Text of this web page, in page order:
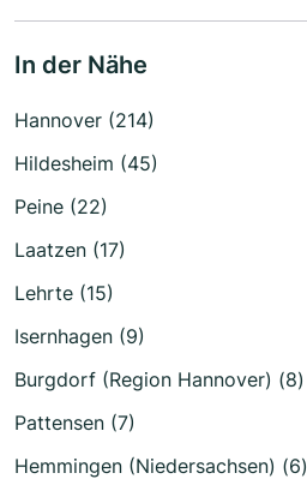
In der Nähe
Hannover (214)
Hildesheim (45)
Peine (22)
Laatzen (17)
Lehrte (15)
Isernhagen (9)
Burgdorf (Region Hannover) (8)
Pattensen (7)
Hemmingen (Niedersachsen) (6)